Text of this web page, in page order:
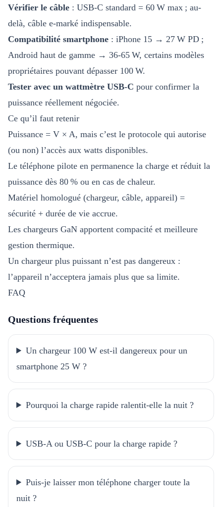
Vérifier le câble : USB-C standard = 60 W max ; au-
delà, câble e-marké indispensable.
Compatibilité smartphone : iPhone 15 → 27 W PD ;
Android haut de gamme → 36-65 W, certains modèles
propriétaires pouvant dépasser 100 W.
Tester avec un wattmètre USB-C pour confirmer la
puissance réellement négociée.
Ce qu’il faut retenir
Puissance = V × A, mais c’est le protocole qui autorise
(ou non) l’accès aux watts disponibles.
Le téléphone pilote en permanence la charge et réduit la
puissance dès 80 % ou en cas de chaleur.
Matériel homologué (chargeur, câble, appareil) =
sécurité + durée de vie accrue.
Les chargeurs GaN apportent compacité et meilleure
gestion thermique.
Un chargeur plus puissant n’est pas dangereux :
l’appareil n’acceptera jamais plus que sa limite.
FAQ
Questions fréquentes
Un chargeur 100 W est-il dangereux pour un
smartphone 25 W ?
Pourquoi la charge rapide ralentit-elle la nuit ?
USB-A ou USB-C pour la charge rapide ?
Puis-je laisser mon téléphone charger toute la
nuit ?